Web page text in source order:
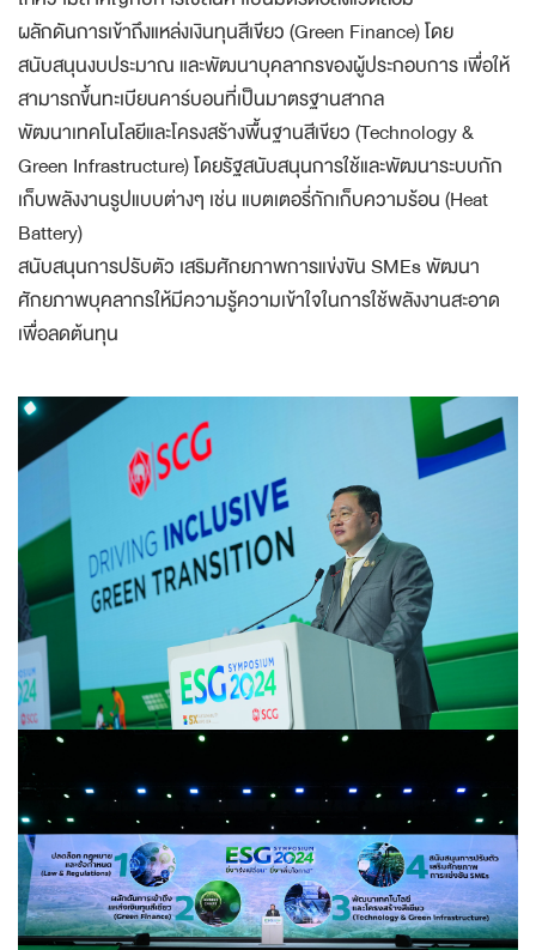
ผลักดันการเข้าถึงแหล่งเงินทุนสีเขียว (Green Finance) โดย
สนับสนุนงบประมาณ และพัฒนาบุคลากรของผู้ประกอบการ เพื่อให้
สามารถขึ้นทะเบียนคาร์บอนที่เป็นมาตรฐานสากล
พัฒนาเทคโนโลยีและโครงสร้างพื้นฐานสีเขียว (Technology &
Green Infrastructure) โดยรัฐสนับสนุนการใช้และพัฒนาระบบกัก
เก็บพลังงานรูปแบบต่างๆ เช่น แบตเตอรี่กักเก็บความร้อน (Heat
Battery)
สนับสนุนการปรับตัว เสริมศักยภาพการแข่งขัน SMEs พัฒนา
ศักยภาพบุคลากรให้มีความรู้ความเข้าใจในการใช้พลังงานสะอาด
เพื่อลดต้นทุน